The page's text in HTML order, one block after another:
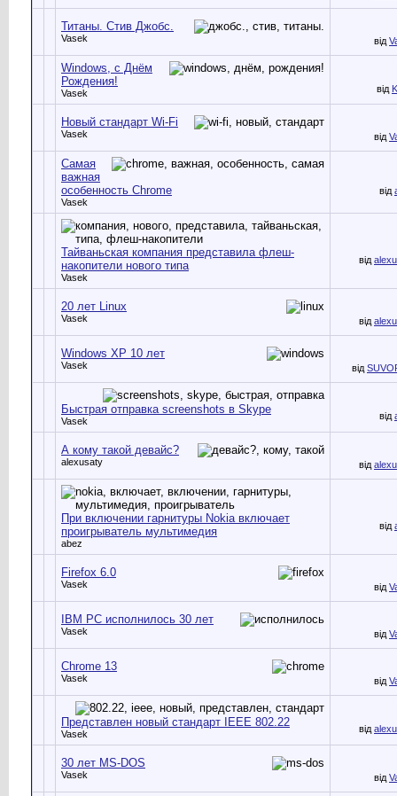
Титаны. Стив Джобс.
Vasek від
Windows, c Днём
Рождения!
Vasek від
Новый стандарт Wi-Fi
Vasek від
Самая
важная
особенность Chrome
Vasek
від
Тайваньская компания представила флеш-
накопители нового типа
Vasek
від
20 лет Linux
Vasek від
Windows XP 10 лет
Vasek від
Быстрая отправка screenshots в Skype
Vasek від
А кому такой девайс?
alexusaty від
При включении гарнитуры Nokia включает
проигрыватель мультимедия
abez
від
Firefox 6.0
Vasek від
IBM PC исполнилось 30 лет
Vasek від
Chrome 13
Vasek від
Представлен новый стандарт IEEE 802.22
Vasek від
30 лет MS-DOS
Vasek від